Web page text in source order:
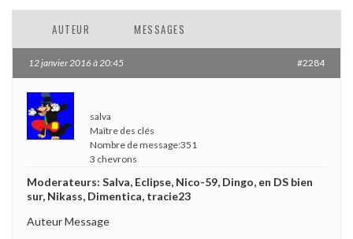
AUTEUR MESSAGES
12 janvier 2016 à 20:45 #2284
salva
Maître des clés
Nombre de message:351
3 chevrons
Moderateurs: Salva, Eclipse, Nico-59, Dingo, en DS bien
sur, Nikass, Dimentica, tracie23
Auteur Message